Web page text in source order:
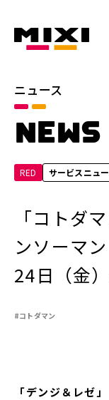
ニュース
NEWS
RED サービスニュ
「コトダ
ンソーマ
24日（金
#コトダマン
「デンジ＆レゼ
カテゴリ
お知らせ
2026年